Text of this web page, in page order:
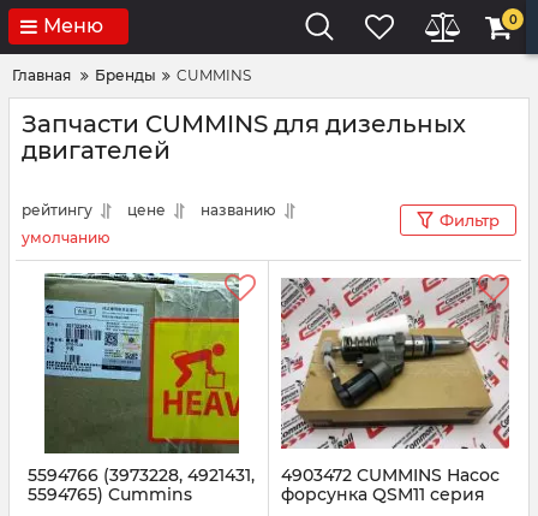
Меню 0
Главная Бренды CUMMINS
Запчасти CUMMINS для дизельных
двигателей
рейтингу цене
названию
умолчанию
Фильтр
5594766 (3973228, 4921431,
5594765) Cummins
4903472 CUMMINS Насос
форсунка QSM11 серия